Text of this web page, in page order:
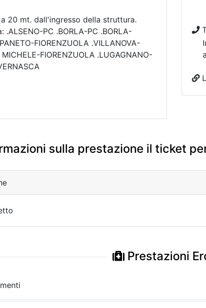
20 mt. dall'ingresso della struttura.
.ALSENO-PC .BORLA-PC .BORLA-
FIORENZUOLA .VILLANOVA-
FIORENZUOLA .LUGAGNANO-
sulla prestazione il ticket
Prestazioni